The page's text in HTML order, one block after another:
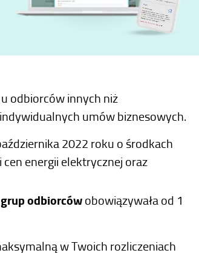
odbiorców innych niż
umów biznesowych.
2022 roku o środkach
energii elektrycznej oraz
odbiorcówobowiązywała od 1
w Twoich rozliczeniach